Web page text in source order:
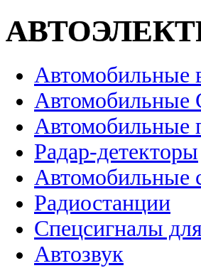
Автомобильные
Автомобильные
Автомобильные
Радар-детекторы
Автомобильные
Радиостанции
Спецсигналы
Автозвук